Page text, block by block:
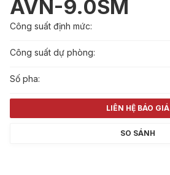
AVN-9.0SM
Công suất định mức:
Công suất dự phòng:
Số pha:
LIÊN HỆ BÁO GIÁ
SO SÁNH